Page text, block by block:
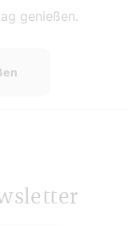
genießen.